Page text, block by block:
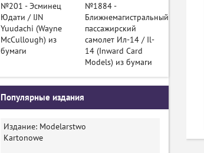
№201 - Эсминец
Юдати / IJN
Yuudachi (Wayne
McCullough) из
бумаги
№1884 -
Ближнемагистральный
пассажирский
самолет Ил-14 / Il-
14 (Inward Card
Models) из бумаги
Популярные издания
Издание: Modelarstwo
Kartonowe